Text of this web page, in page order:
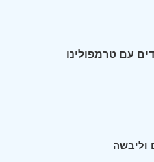
עם טרמפולינו
וליבשה